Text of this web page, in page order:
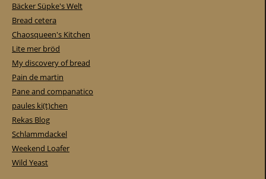
Bäcker Süpke's Welt
Bread cetera
Chaosqueen's Kitchen
Lite mer bröd
My discovery of bread
Pain de martin
Pane and companatico
paules ki(t)chen
Rekas Blog
Schlammdackel
Weekend Loafer
Wild Yeast